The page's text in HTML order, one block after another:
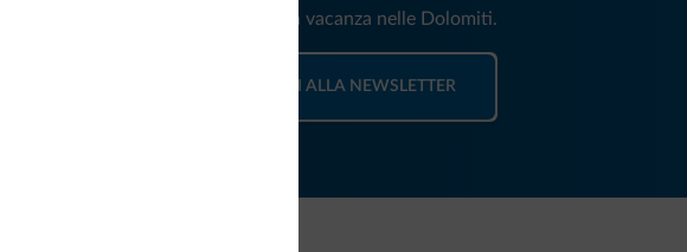
offerte esclusive e news per la tua vacanza nelle Dolomiti.
ISCRIVITI ALLA NEWSLETTER